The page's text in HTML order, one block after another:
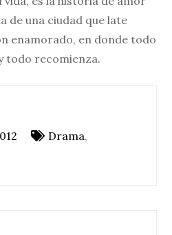
de una ciudad que late
enamorado, en donde todo
todo recomienza.
Drama,